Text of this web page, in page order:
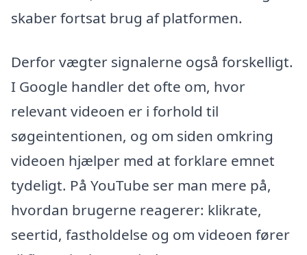
skaber fortsat brug af platformen.
Derfor vægter signalerne også forskelligt.
I Google handler det ofte om, hvor
relevant videoen er i forhold til
søgeintentionen, og om siden omkring
videoen hjælper med at forklare emnet
tydeligt. På YouTube ser man mere på,
hvordan brugerne reagerer: klikrate,
seertid, fastholdelse og om videoen fører